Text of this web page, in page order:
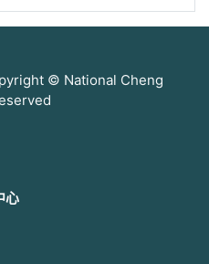
© National Cheng
心